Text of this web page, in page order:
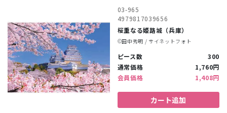
03-965
4979817039656
桜重なる姫路城（兵庫）
©︎田中秀明 / サイネットフォト
ピース数
300
通常価格
1,760円
会員価格
1,408円
カート追加